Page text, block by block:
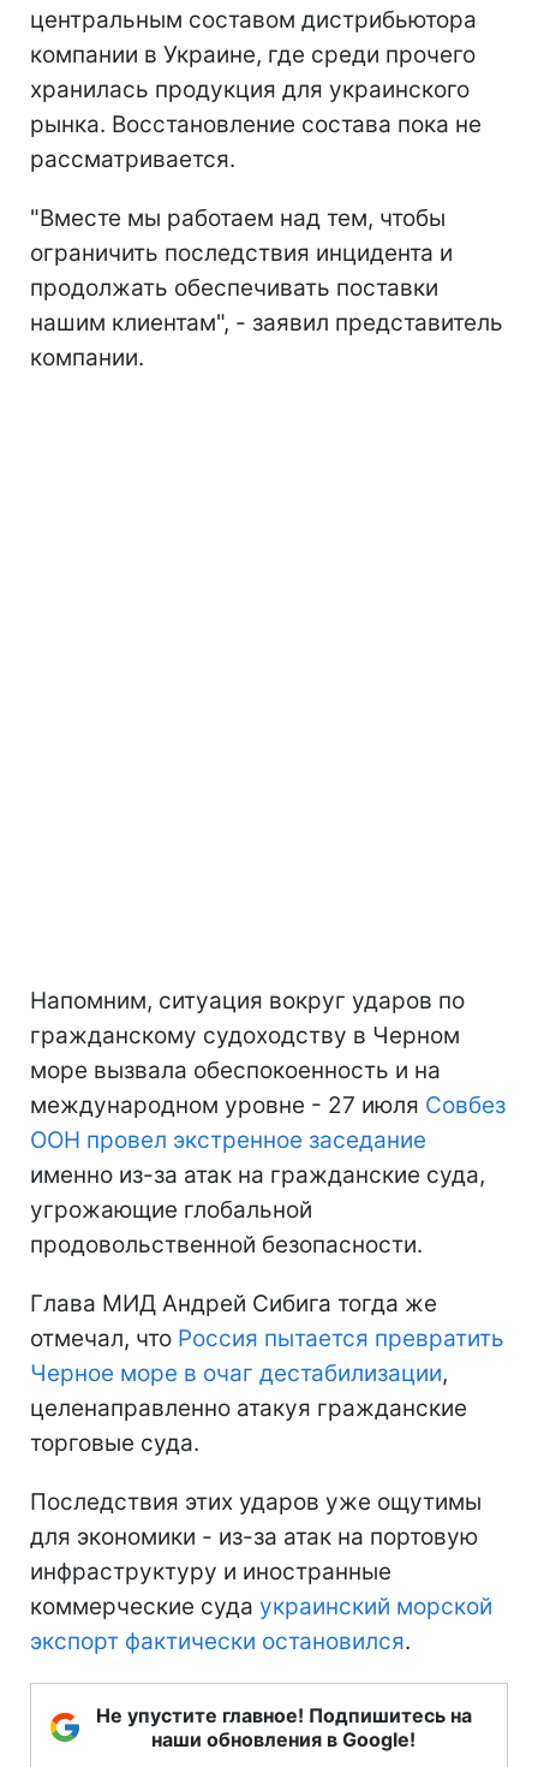
центральным составом дистрибьютора
компании в Украине, где среди прочего
хранилась продукция для украинского
рынка. Восстановление состава пока не
рассматривается.
"Вместе мы работаем над тем, чтобы
ограничить последствия инцидента и
продолжать обеспечивать поставки
нашим клиентам", - заявил представитель
компании.
Напомним, ситуация вокруг ударов по
гражданскому судоходству в Черном
море вызвала обеспокоенность и на
международном уровне - 27 июля Совбез
ООН провел экстренное заседание
именно из-за атак на гражданские суда,
угрожающие глобальной
продовольственной безопасности.
Глава МИД Андрей Сибига тогда же
отмечал, что Россия пытается превратить
Черное море в очаг дестабилизации,
целенаправленно атакуя гражданские
торговые суда.
Последствия этих ударов уже ощутимы
для экономики - из-за атак на портовую
инфраструктуру и иностранные
коммерческие суда украинский морской
экспорт фактически остановился.
Не упустите главное! Подпишитесь на
наши обновления в Google!